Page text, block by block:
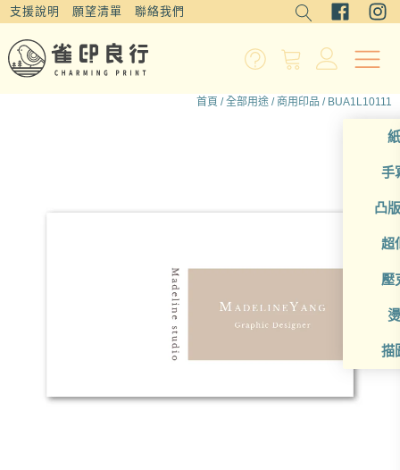
支援說明 願望清單 聯絡我們
手
凸
超
壓
描
首頁 /全部用途 / 商用印品 / BUA1L10111